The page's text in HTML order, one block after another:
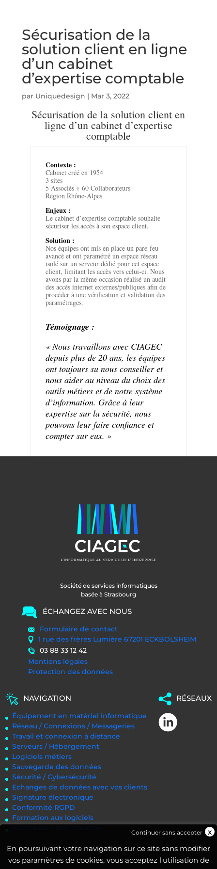
Sécurisation de la
solution client en ligne
d’un cabinet
d’expertise comptable
par Uniquedesign | Mar 3, 2022
Sécurisation de la solution client en
ligne d’un cabinet d’expertise
comptable
Contexte :
Cabinet créé en 1954
3 sites
5 Associés + 60 Collaborateurs
Région Rhône-Alpes
Enjeux :
Le cabinet d’expertise comptable souhaite
sécuriser les accès à son espace client.
Solution :
Nos équipes ont mis en place un pare-feu
avancé et ont paramétré un espace réseau
isolé sur un serveur dédié pour cet espace
client, limitant les accès vers celui-ci. Nous
avons par la même occasion réalisé un audit
des accès internet externes/publiques afin de
procéder à une vérification et validation des
paramétrages.
Témoignage :
« Nous travaillons avec CIAGEC
depuis plus de 20 ans, les équipes
ont toujours su nous conseiller et
nous aider au niveau du choix des
outils métiers et de notre système
d’information. Grâce à leur
expertise sur la sécurité, nous
pouvons leur faire confiance et
compter sur eux. »
Société de services informatiques
basée à Strasbourg
ÉCHANGEZ AVEC NOUS
Formulaire de contact
1 rue des frères Lumière 67201 ECKBOLSHEIM
03 88 33 12 42
Mentions légales
Protection des données
NAVIGATION
Équipement en matériel informatique
Réseau / Connexions / Messageries
Travail et connexion à distance
Serveurs / Hébergement
Logiciels métiers
Sauvegarde des données
Sécurité / Cybersécurité
Echanges de données avec vos clients
Signature électronique
Conformité RGPD
Formation aux logiciels
RÉSEAUX
Continuer sans accepter
En poursuivant votre navigation sur ce site sans modifier
vos paramètres de cookies, vous acceptez l'utilisation de